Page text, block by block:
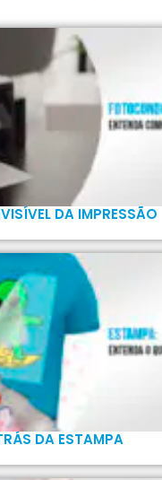
DA IMPRESSÃO
DA ESTAMPA